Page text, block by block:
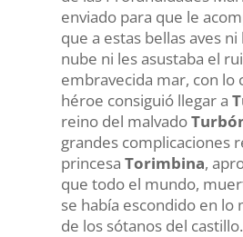
enviado para que le
que a estas bellas aves ni
nube ni les asustaba el
embravecida mar, con lo
héroe consiguió llegar a
reino del malvado
grandes complicaciones
princesa Torimbina,
que todo el mundo,
se había escondido en lo
de los sótanos del castillo.